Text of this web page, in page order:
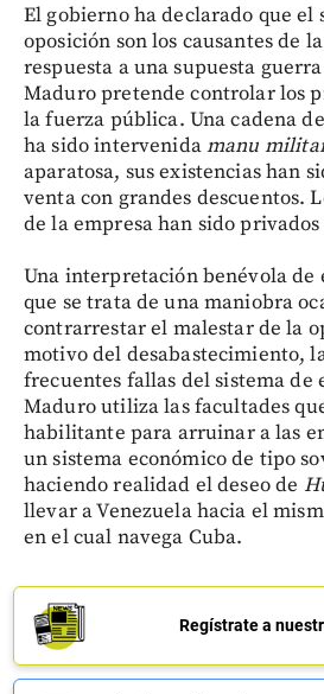
El gobierno ha declarado que el
oposición son los causantes de
respuesta a una supuesta
Maduro pretende controlar los
la fuerza pública. Una cadena
ha sido intervenidamanu
aparatosa, sus existencias han
venta con grandes descuentos.
de la empresa han sido
Una interpretación benévola de
que se trata de una maniobra
contrarrestar el malestar de la
motivo del desabastecimiento,
frecuentes fallas del sistema de
Maduro utiliza las facultades
habilitante para arruinar a las
un sistema económico de tipo
haciendo realidad el deseo de
llevar a Venezuela hacia el
en el cual navega Cuba.
Regístrate a